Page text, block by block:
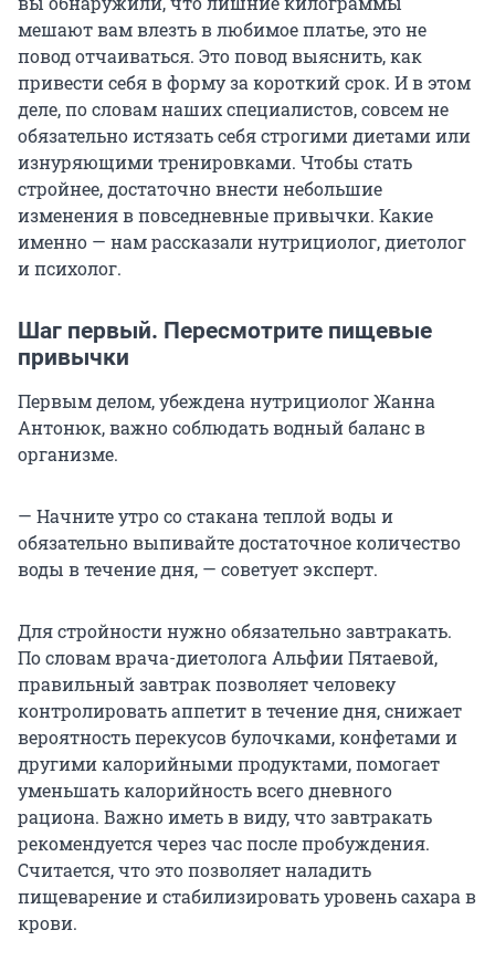
мешают вам влезть в любимое платье, это не
повод отчаиваться. Это повод выяснить, как
привести себя в форму за короткий срок. И в этом
деле, по словам наших специалистов, совсем не
обязательно истязать себя строгими диетами или
изнуряющими тренировками. Чтобы стать
стройнее, достаточно внести небольшие
изменения в повседневные привычки. Какие
именно — нам рассказали нутрициолог, диетолог
и психолог.
Шаг первый. Пересмотрите пищевые
привычки
Первым делом, убеждена нутрициолог Жанна
Антонюк, важно соблюдать водный баланс в
организме.
— Начните утро со стакана теплой воды и
обязательно выпивайте достаточное количество
воды в течение дня, — советует эксперт.
Для стройности нужно обязательно завтракать.
По словам врача-диетолога Альфии Пятаевой,
правильный завтрак позволяет человеку
контролировать аппетит в течение дня, снижает
вероятность перекусов булочками, конфетами и
другими калорийными продуктами, помогает
уменьшать калорийность всего дневного
рациона. Важно иметь в виду, что завтракать
рекомендуется через час после пробуждения.
Считается, что это позволяет наладить
пищеварение и стабилизировать уровень сахара в
крови.